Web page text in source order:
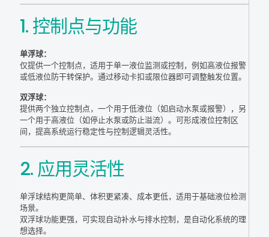
1. 控制点与功能
单浮球：
仅提供一个控制点，适用于单一液位监测或控制，例如高液位报警
或低液位防干转保护。通过移动卡扣或限位器即可调整触发位置。
双浮球：
提供两个独立控制点，一个用于低液位（如启动水泵或报警），另
一个用于高液位（如停止水泵或防止溢流）。可形成液位控制区
间，提高系统运行稳定性与控制逻辑灵活性。
2. 应用灵活性
单浮球结构更简单、体积更紧凑、成本更低，适用于基础液位检测
场景。
双浮球功能更强，可实现自动补水与排水控制，是自动化系统的理
想选择。